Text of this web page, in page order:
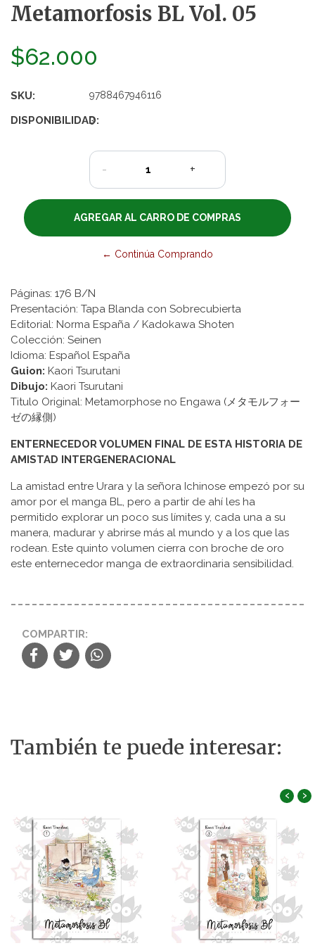
Metamorfosis BL Vol. 05
$62.000
SKU: 9788467946116
DISPONIBILIDAD:
3
- +
← Continúa Comprando
Páginas: 176 B/N
Presentación: Tapa Blanda con Sobrecubierta
Editorial: Norma España / Kadokawa Shoten
Colección: Seinen
Idioma: Español España
Guion: Kaori Tsurutani
Dibujo: Kaori Tsurutani
Titulo Original: Metamorphose no Engawa (メタモルフォー
ゼの縁側)
ENTERNECEDOR VOLUMEN FINAL DE ESTA HISTORIA DE
AMISTAD INTERGENERACIONAL
La amistad entre Urara y la señora Ichinose empezó por su
amor por el manga BL, pero a partir de ahí les ha
permitido explorar un poco sus límites y, cada una a su
manera, madurar y abrirse más al mundo y a los que las
rodean. Este quinto volumen cierra con broche de oro
este enternecedor manga de extraordinaria sensibilidad.
COMPARTIR:
También te puede interesar:
‹ ›